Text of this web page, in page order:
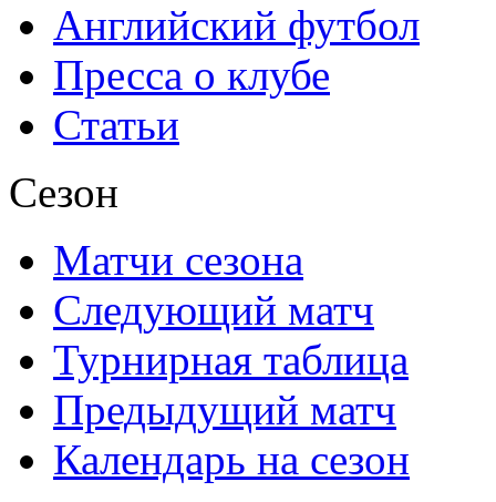
Английский футбол
Пресса о клубе
Статьи
Сезон
Матчи сезона
Следующий матч
Турнирная таблица
Предыдущий матч
Календарь на сезон